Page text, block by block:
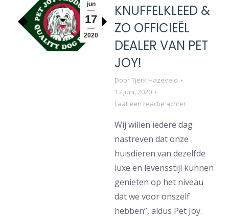
jun
17
2020
KNUFFELKLEED &
ZO OFFICIEËL
DEALER VAN PET
JOY!
DoorTjerk Hazeveld
17 juni, 2020
Laat een reactie achter
Wij willen iedere dag
nastreven dat onze
huisdieren van dezelfde
luxe en levensstijl kunnen
genieten op het niveau
dat we voor onszelf
hebben”, aldus Pet Joy.